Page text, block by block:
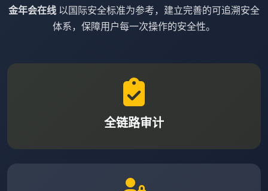
金年会在线 以国际安全标准为参考，建立完善的可追溯安全
体系，保障用户每一次操作的安全性。
全链路审计